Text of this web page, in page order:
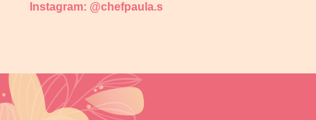
Instagram: @chefpaula.s